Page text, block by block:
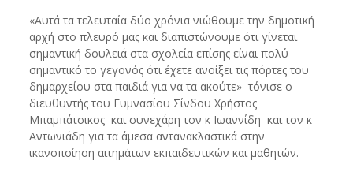
«Αυτά τα τελευταία δύο χρόνια νιώθουμε την δημοτική
αρχή στο πλευρό μας και διαπιστώνουμε ότι γίνεται
σημαντική δουλειά στα σχολεία επίσης είναι πολύ
σημαντικό το γεγονός ότι έχετε ανοίξει τις πόρτες του
δημαρχείου στα παιδιά για να τα ακούτε» τόνισε ο
διευθυντής του Γυμνασίου Σίνδου Χρήστος
Μπαμπάτσικος και συνεχάρη τον κ Ιωαννίδη και τον κ
Αντωνιάδη για τα άμεσα αντανακλαστικά στην
ικανοποίηση αιτημάτων εκπαιδευτικών και μαθητών.